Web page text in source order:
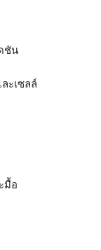
ชัน
ะเซลล์
มื้อ